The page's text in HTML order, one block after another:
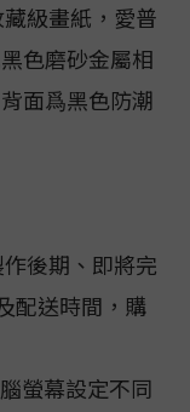
級畫紙，愛普
色磨砂金屬相
面爲黑色防潮
後期、即將完
配送時間，購
螢幕設定不同